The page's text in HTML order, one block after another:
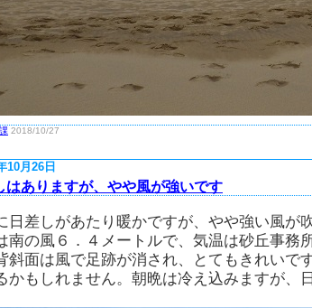
2018/10/27
10月26日
はありますが、やや風が強いです
日差しがあたり暖かですが、やや強い風が
南の風６．４メートルで、気温は砂丘事務
斜面は風で足跡が消され、とてもきれいで
かもしれません。朝晩は冷え込みますが、